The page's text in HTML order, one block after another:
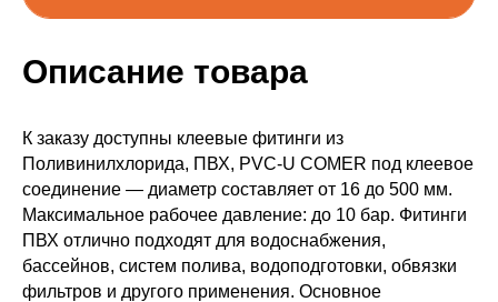
Описание товара
К заказу доступны клеевые фитинги из
Поливинилхлорида, ПВХ, PVC-U COMER под клеевое
соединение — диаметр составляет от 16 до 500 мм.
Максимальное рабочее давление: до 10 бар. Фитинги
ПВХ отлично подходят для водоснабжения,
бассейнов, систем полива, водоподготовки, обвязки
фильтров и другого применения. Основное